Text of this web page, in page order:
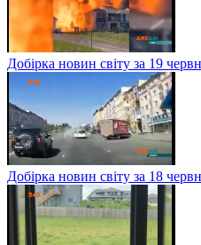
Добірка новин світу за 19
Добірка новин світу за 18